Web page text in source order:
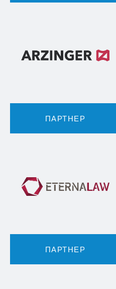
ПАРТНЕР
ПАРТНЕР